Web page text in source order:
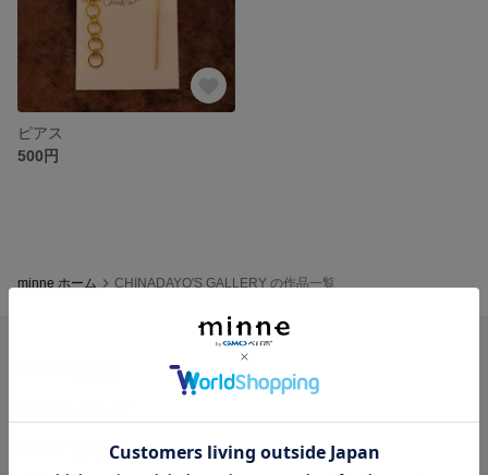
ピアス
500円
minne ホーム CHINADAYO'S GALLERY の作品一覧
minneで買いたい